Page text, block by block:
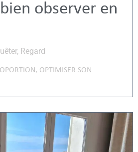
observer en
, Regard
, OPTIMISER SON